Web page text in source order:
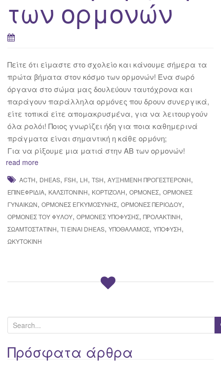
των ορμονών
Πείτε ότι είμαστε στο σχολείο και κάνουμε σήμερα τα
πρώτα βήματα στον κόσμο των ορμονών! Ένα σωρό
όργανα στο σώμα μας δουλεύουν ταυτόχρονα και
παράγουν παράλληλα ορμόνες που δρουν συνεργικά,
είτε τοπικά είτε απομακρυσμένα, για να λειτουργούν
όλα ρολόι! Ποιος γνωρίζει ήδη για ποια καθημερινά
πράγματα είναι σημαντική η κάθε ορμόνη;
Για να ρίξουμε μια ματιά στην ΑΒ των ορμονών!
read more
ACTH, DHEAS, FSH, LH, TSH, ΑΥΞΗΜΈΝΗ ΠΡΟΓΕΣΤΕΡΌΝΗ,
ΕΠΙΝΕΦΡΙΔΊΑ, ΚΑΛΣΙΤΟΝΊΝΗ, ΚΟΡΤΙΖΌΛΗ, ΟΡΜΌΝΕΣ, ΟΡΜΌΝΕΣ
ΓΥΝΑΙΚΏΝ, ΟΡΜΌΝΕΣ ΕΓΚΥΜΟΣΎΝΗΣ, ΟΡΜΌΝΕΣ ΠΕΡΙΌΔΟΥ,
ΟΡΜΌΝΕΣ ΤΟΥ ΦΎΛΟΥ, ΟΡΜΌΝΕΣ ΥΠΌΦΥΣΗΣ, ΠΡΟΛΑΚΤΊΝΗ,
ΣΩΑΜΤΟΣΤΑΤΊΝΗ, ΤΙ ΕΊΝΑΙ DHEAS, ΥΠΟΘΆΛΑΜΟΣ, ΥΠΌΦΥΣΗ,
ΩΚΥΤΟΚΊΝΗ
e
a
rΠρόσφατα άρθρα